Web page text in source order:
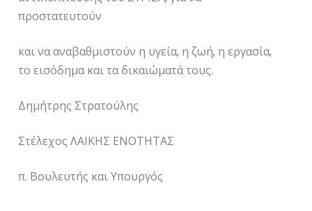
προστατευτούν
και να αναβαθμιστούν η υγεία, η ζωή, η εργασία,
το εισόδημα και τα δικαιώματά τους.
Δημήτρης Στρατούλης
Στέλεχος ΛΑΙΚΗΣ ΕΝΟΤΗΤΑΣ
π. Βουλευτής και Υπουργός